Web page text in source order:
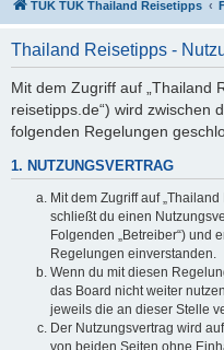
TUK TUK Thailand Reisetipps
Thailand Reisetipps -
Mit dem Zugriff auf „Thailand
reisetipps.de“) wird zwischen
folgenden Regelungen
1. NUTZUNGSVERTRAG
Mit dem Zugriff auf
schließt du einen
Folgenden „Betreiber“) und
Regelungen einverstanden.
Wenn du mit diesen
das Board nicht weiter
jeweils die an dieser Stelle
Der Nutzungsvertrag wird